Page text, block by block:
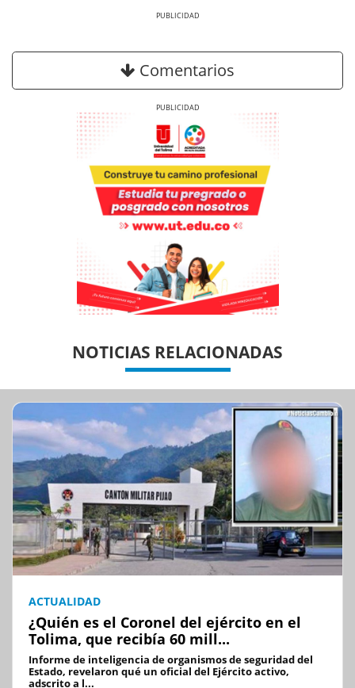
Comentarios
NOTICIAS RELACIONADAS
ACTUALIDAD
¿Quién es el Coronel del ejército en el
Tolima, que recibía 60 mill...
Informe de inteligencia de organismos de seguridad del
Estado, revelaron qué un oficial del Ejército activo,
adscrito a l...